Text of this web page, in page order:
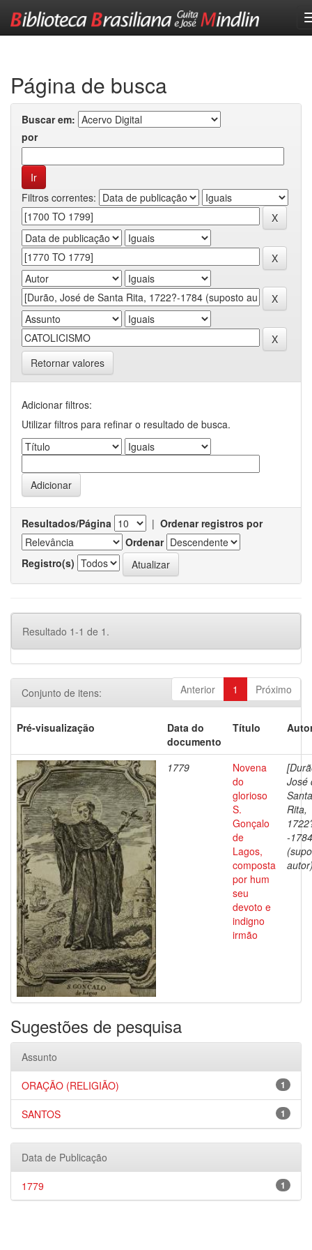
Página de busca
Buscar em:
por
Filtros correntes:
Retornar valores
Adicionar filtros:
Utilizar filtros para refinar o resultado de busca.
Resultados/Página | Ordenar registros por
Ordenar
Registro(s)
Resultado 1-1 de 1.
Anterior 1 Próximo
Conjunto de itens:
Pré-visualização
Data do
documento
Título
1779
Novena
do
glorioso
S.
Gonçalo
de
Lagos,
composta
por hum
seu
devoto e
indigno
irmão
José
Santa
Rita,
-1784
Sugestões de pesquisa
Assunto
1
ORAÇÃO (RELIGIÃO)
1
SANTOS
Data de Publicação
1
1779